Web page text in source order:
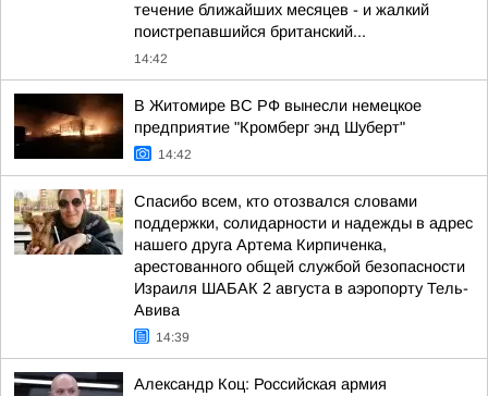
течение ближайших месяцев - и жалкий
поистрепавшийся британский...
14:42
В Житомире ВС РФ вынесли немецкое
предприятие "Кромберг энд Шуберт"
14:42
Спасибо всем, кто отозвался словами
поддержки, солидарности и надежды в адрес
нашего друга Артема Кирпиченка,
арестованного общей службой безопасности
Израиля ШАБАК 2 августа в аэропорту Тель-
Авива
14:39
Александр Коц: Российская армия